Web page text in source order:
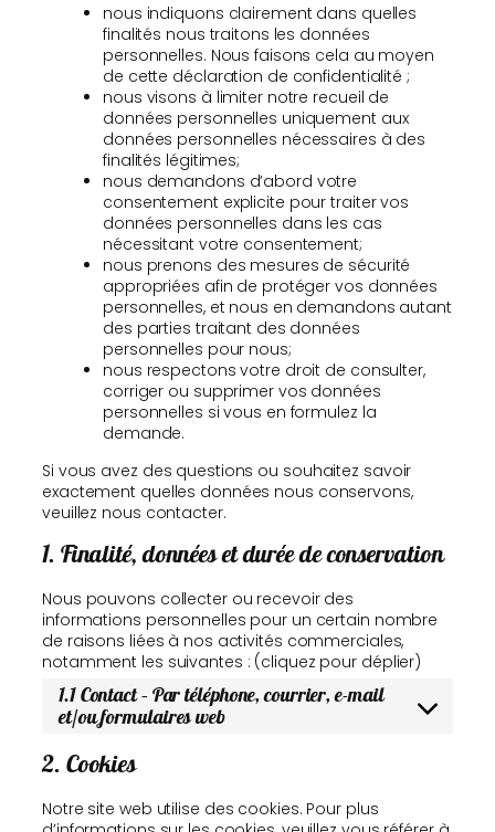
nous indiquons clairement dans quelles
finalités nous traitons les données
personnelles. Nous faisons cela au moyen
de cette déclaration de confidentialité ;
nous visons à limiter notre recueil de
données personnelles uniquement aux
données personnelles nécessaires à des
finalités légitimes;
nous demandons d’abord votre
consentement explicite pour traiter vos
données personnelles dans les cas
nécessitant votre consentement;
nous prenons des mesures de sécurité
appropriées afin de protéger vos données
personnelles, et nous en demandons autant
des parties traitant des données
personnelles pour nous;
nous respectons votre droit de consulter,
corriger ou supprimer vos données
personnelles si vous en formulez la
demande.
Si vous avez des questions ou souhaitez savoir
exactement quelles données nous conservons,
veuillez nous contacter.
1. Finalité, données et durée de conservation
Nous pouvons collecter ou recevoir des
informations personnelles pour un certain nombre
de raisons liées à nos activités commerciales,
notamment les suivantes : (cliquez pour déplier)
1.1 Contact – Par téléphone, courrier, e-mail
et/ou formulaires web
2. Cookies
Notre site web utilise des cookies. Pour plus